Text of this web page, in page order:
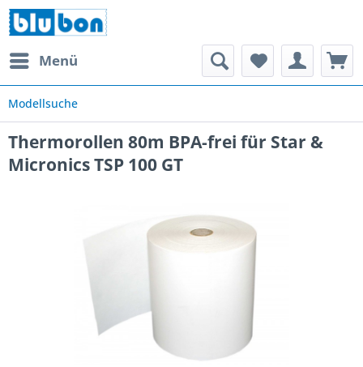
Menü
Modellsuche
Thermorollen 80m BPA-frei für Star &
Micronics TSP 100 GT